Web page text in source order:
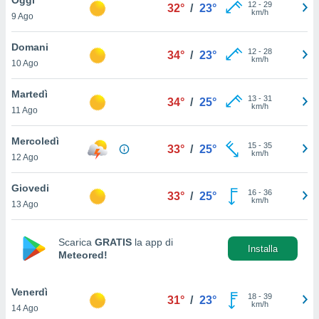
è
al sito
di
ci
di
il
un
la
nella
9 Ago
32° / 23° 12- 29
km/h
Domani
10 Ago
34° / 23° 12- 28
km/h
Martedì
11 Ago
34° / 25° 13- 31
km/h
Mercoledì
12 Ago
33° / 25° 15- 35
km/h
Giovedi
13 Ago
33° / 25° 16- 36
km/h
Scarica GRATIS la app di
Meteored!
Installa
Venerdì
14 Ago
31° / 23° 18- 39
km/h